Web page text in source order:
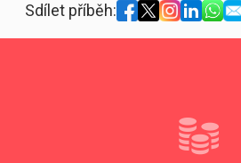
Sdílet příběh: